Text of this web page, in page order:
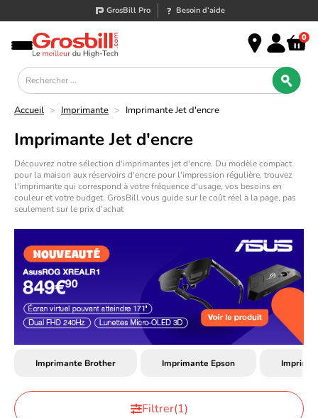
GrosBill Pro Besoin d’aide
0
Accueil > Imprimante > Imprimante Jet d'encre
Imprimante Jet d'encre
Découvrez notre sélection d'imprimantes jet d'encre. Du modèle compact
pour la maison aux réservoirs d'encre pour l'impression régulière, trouvez
l'imprimante qui correspond à votre fréquence d'usage, vos besoins en
couleur et votre budget. GrosBill vous guide sur le coût réel à la page, pas
seulement sur le prix d'achat
Imprimante Brother Imprimante Epson
Filtrer(1)